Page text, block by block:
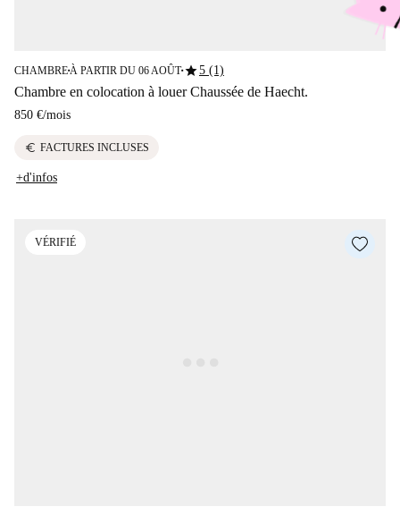
CHAMBRE■À PARTIR DU 06 AOÛT■star5 (1)
Chambre en colocation à louer Chaussée de Haecht.
850 €/mois
euro FACTURES INCLUSES
+d'infos
VÉRIFIÉ